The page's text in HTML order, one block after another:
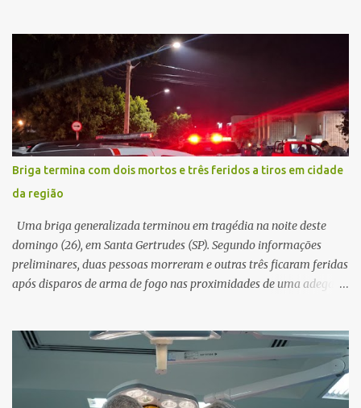
suspeito alegou que seria necessário atualizar o cadastro da conta
e passou a orientar a vítima sobre os procedimentos que deveriam
ser realizados. Dias depois, o golpista enviou um documento em
PDF simulando uma comunicação oficial da instituição financeira.
Na sequência, entrou em contato por telefone e encaminhou um
link, orientando a vítima a acessá-lo pelo computador para
concluir a suposta atualização cadastral. Após realizar o
procedimento, a conta bancária ficou bloqueada por algumas
horas. Sem conseguir acessar o sistema, a vítima tentou
novamente contato com o suposto gerente, mas não obteve
resposta. Na segunda-fe...
Briga termina com dois mortos e três feridos a tiros em cidade
da região
Uma briga generalizada terminou em tragédia na noite deste
domingo (26), em Santa Gertrudes (SP). Segundo informações
preliminares, duas pessoas morreram e outras três ficaram feridas
após disparos de arma de fogo nas proximidades de uma adega. O
começado dentro do estabelecimento e se estendido para a área
externa, quando dois homens armados passaram a efetuar
diversos disparos. Duas vítimas morreram ainda no local. Outras
três pessoas foram baleadas e socorridas. Até o momento, não